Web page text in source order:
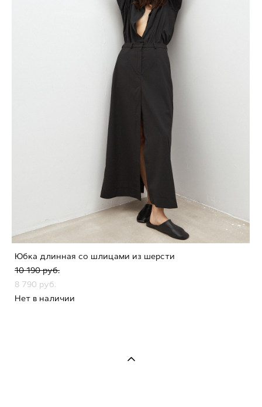
Юбка длинная со шлицами из шерсти
10 190 pуб.
8 790 pуб.
Нет в наличии